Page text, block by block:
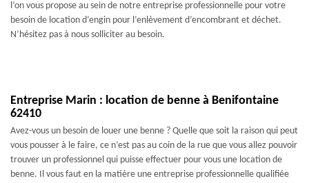
l’on vous propose au sein de notre entreprise professionnelle pour votre
besoin de location d’engin pour l’enlèvement d’encombrant et déchet.
N’hésitez pas à nous solliciter au besoin.
Entreprise Marin : location de benne à Benifontaine
62410
Avez-vous un besoin de louer une benne ? Quelle que soit la raison qui peut
vous pousser à le faire, ce n’est pas au coin de la rue que vous allez pouvoir
trouver un professionnel qui puisse effectuer pour vous une location de
benne. Il vous faut en la matière une entreprise professionnelle qualifiée